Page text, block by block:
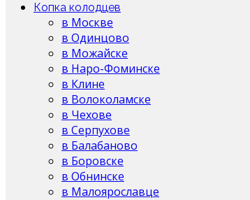
Копка колодцев
в Москве
в Одинцово
в Можайске
в Наро-Фоминске
в Клине
в Волоколамске
в Чехове
в Серпухове
в Балабаново
в Боровске
в Обнинске
в Малоярославце